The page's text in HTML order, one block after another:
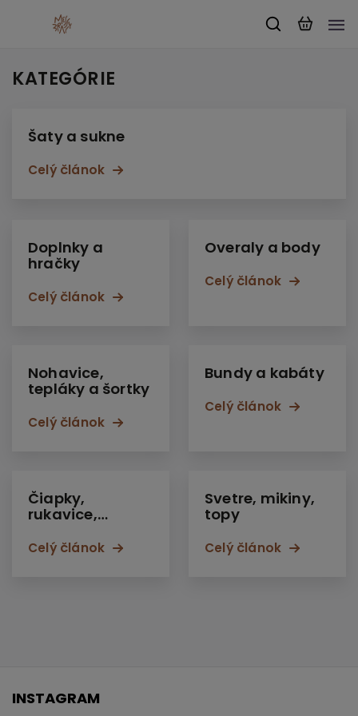
KATEGÓRIE
Šaty a sukne
Celý článok
Doplnky a
hračky
Celý článok
Overaly a body
Celý článok
Nohavice,
tepláky a šortky
Celý článok
Bundy a kabáty
Celý článok
Čiapky,
rukavice,
Celý článok
Svetre, mikiny,
topy
Celý článok
INSTAGRAM